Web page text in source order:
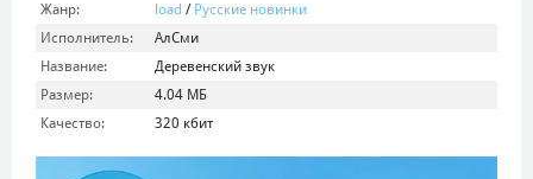
Жанр: load / Русские новинки
Исполнитель:
АлСми
Название:
Деревенский звук
Размер:
4.04 МБ
Качество:
320 кбит